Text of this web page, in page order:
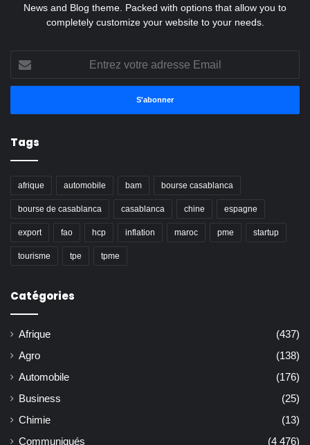
News and Blog theme. Packed with options that allow you to
completely customize your website to your needs.
votre
adresse
Tags
afrique automobile bam bourse casablanca
bourse de casablanca casablanca chine espagne
export fao hcp inflation maroc pme startup
tourisme tpe tpme
Catégories
Afrique
(437)
Agro
(138)
Automobile
(176)
Business
(25)
Chimie
(13)
Communiqués
(4 476)